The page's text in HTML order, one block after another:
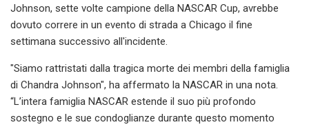
Johnson, sette volte campione della NASCAR Cup, avrebbe
dovuto correre in un evento di strada a Chicago il fine
settimana successivo all'incidente.
"Siamo rattristati dalla tragica morte dei membri della famiglia
di Chandra Johnson", ha affermato la NASCAR in una nota.
“L’intera famiglia NASCAR estende il suo più profondo
sostegno e le sue condoglianze durante questo momento